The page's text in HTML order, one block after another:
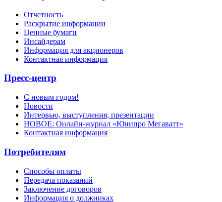
Отчетность
Раскрытие информации
Ценные бумаги
Инсайдерам
Информация для акционеров
Контактная информация
Пресс-центр
С новым годом!
Новости
Интервью, выступления, презентации
НОВОЕ: Онлайн-журнал «Юнипро Мегаватт»
Контактная информация
Потребителям
Способы оплаты
Передача показаний
Заключение договоров
Информация о должниках